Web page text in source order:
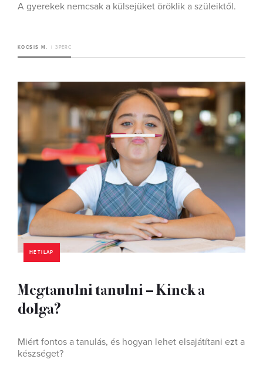
A gyerekek nemcsak a külsejüket öröklik a szüleiktől.
KOCSIS M. 3 PERC
HETILAP
Megtanulni tanulni – Kinek a
dolga?
Miért fontos a tanulás, és hogyan lehet elsajátítani ezt a
készséget?